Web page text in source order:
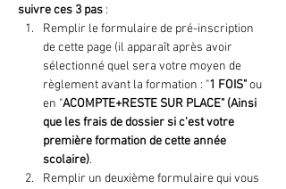
suivre ces 3 pas :
Remplir le formulaire de pré-inscription
de cette page (il apparaît après avoir
sélectionné quel sera votre moyen de
règlement avant la formation : "1 FOIS" ou
en "ACOMPTE+RESTE SUR PLACE" (Ainsi
que les frais de dossier si c'est votre
première formation de cette année
scolaire).
Remplir un deuxième formulaire qui vous